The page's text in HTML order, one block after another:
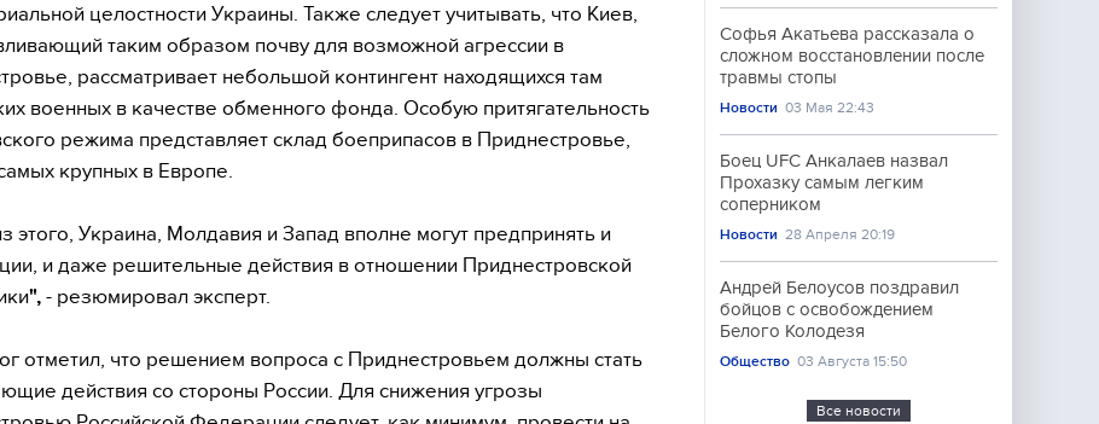
целостности Украины. Также следует учитывать, что Киев,
таким образом почву для возможной агрессии в
рассматривает небольшой контингент находящихся там
военных в качестве обменного фонда. Особую притягательность
режима представляет склад боеприпасов в Приднестровье,
крупных в Европе.
этого, Украина, Молдавия и Запад вполне могут предпринять и
и даже решительные действия в отношении Приднестровской
", - резюмировал эксперт.
отметил, что решением вопроса с Приднестровьем должны стать
действия со стороны России. Для снижения угрозы
Софья Акатьева рассказала о
сложном восстановлении после
травмы стопы
Новости 03 Мая 22:43
Боец UFC Анкалаев назвал
Прохазку самым легким
соперником
Новости 28 Апреля 20:19
Андрей Белоусов поздравил
бойцов с освобождением
Белого Колодезя
Общество 03 Августа 15:50
Все новости